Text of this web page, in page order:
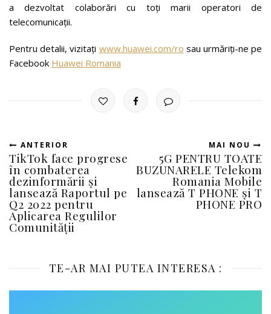
a dezvoltat colaborări cu toți marii operatori de
telecomunicații.
Pentru detalii, vizitați www.huawei.com/ro sau urmăriți-ne pe
Facebook Huawei Romania
ANTERIOR
TikTok face progrese
în combaterea
dezinformării și
lansează Raportul pe
Q2 2022 pentru
Aplicarea Regulilor
Comunității
MAI NOU
5G PENTRU TOATE
BUZUNARELE Telekom
Romania Mobile
lansează T PHONE și T
PHONE PRO
TE-AR MAI PUTEA INTERESA :